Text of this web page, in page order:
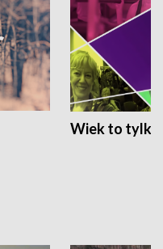
Wiek to tylko